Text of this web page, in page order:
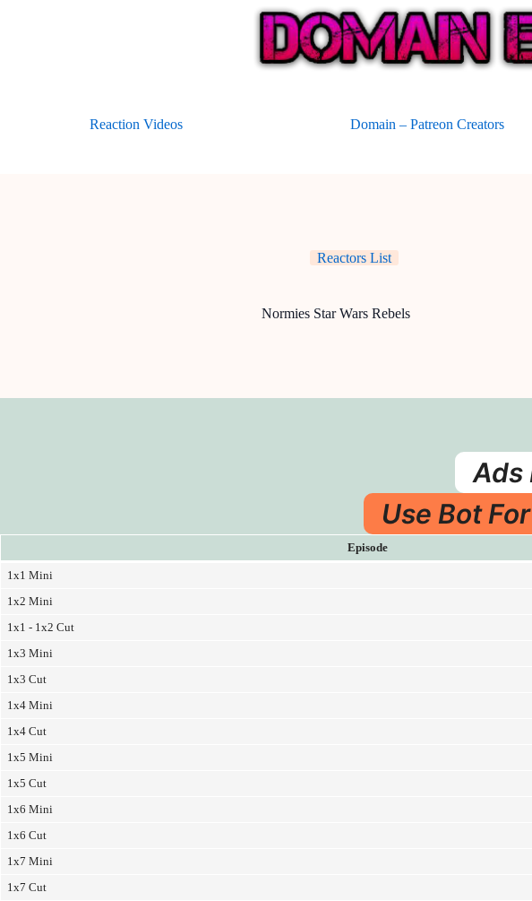
Reaction Videos Domain – Patreon Creators
Reactors List
Normies Star Wars Rebels
Ads
Use Bot
Episode
1x1 Mini
1x2 Mini
1x1 - 1x2 Cut
1x3 Mini
1x3 Cut
1x4 Mini
1x4 Cut
1x5 Mini
1x5 Cut
1x6 Mini
1x6 Cut
1x7 Mini
1x7 Cut